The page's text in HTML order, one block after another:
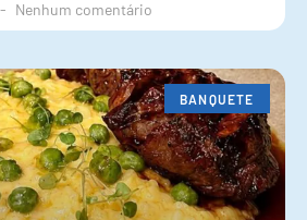
Nenhum comentário
BANQUETE